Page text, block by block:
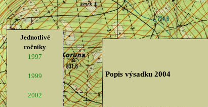
Jednotlivé
ročníky
1997
1999
2002
Popis výsadku 2004